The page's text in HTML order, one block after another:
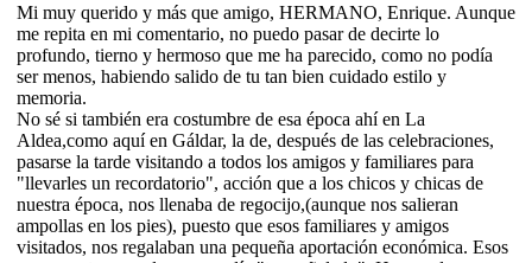
Mi muy querido y más que amigo, HERMANO, Enrique. Aunque
me repita en mi comentario, no puedo pasar de decirte lo
profundo, tierno y hermoso que me ha parecido, como no podía
ser menos, habiendo salido de tu tan bien cuidado estilo y
memoria.
No sé si también era costumbre de esa época ahí en La
Aldea,como aquí en Gáldar, la de, después de las celebraciones,
pasarse la tarde visitando a todos los amigos y familiares para
"llevarles un recordatorio", acción que a los chicos y chicas de
nuestra época, nos llenaba de regocijo,(aunque nos salieran
ampollas en los pies), puesto que esos familiares y amigos
visitados, nos regalaban una pequeña aportación económica. Esos